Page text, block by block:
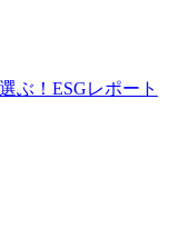
ぶ！ESGレポート